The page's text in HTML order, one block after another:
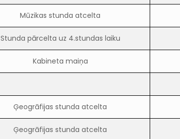
Mūzikas stunda atcelta
Stunda pārcelta uz 4.stundas laiku
Kabineta maiņa
Ģeogrāfijas stunda atcelta
Ģeogrāfijas stunda atcelta